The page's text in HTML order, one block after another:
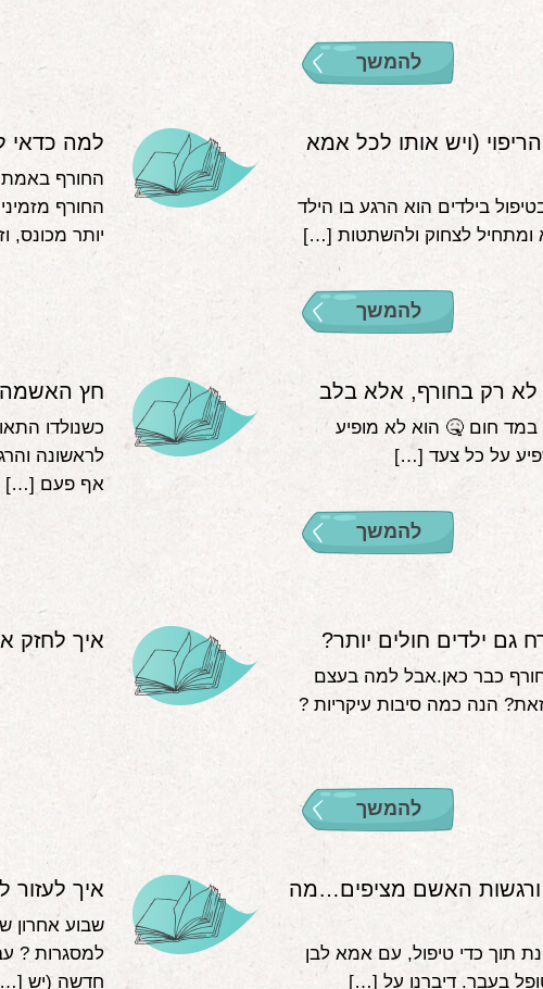
להמשך
(ויש אותו לכל אמא
בילדים הוא הרגע בו הילד
ומתחיל לצחוק ולהשתטות […]
להמשך
למה כדאי
החורף
החורף
יותר מכונס,
לא רק בחורף, אלא בלב
חום 🤒 הוא לא מופיע
על כל צעד […]
להמשך
חץ האשמה
לראשונה
אף פעם […]
ילדים חולים יותר?
כבר כאן.אבל למה בעצם
הנה כמה סיבות עיקריות ?
להמשך
איך לחזק
ורגשות האשם מציפים…מה
תוך כדי טיפול, עם אמא לבן
איך לעזור
שבוע אחרון
למסגרות ?
חדשה (יש